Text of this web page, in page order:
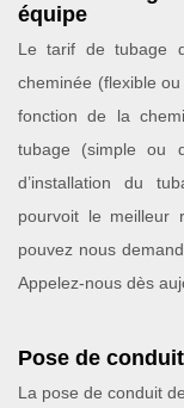
équipe
Le tarif de tubage
cheminée (flexible
fonction de la
tubage (simple ou
d’installation du
pourvoit le meilleur
pouvez nous
Appelez-nous dès
Pose de
La pose de conduit